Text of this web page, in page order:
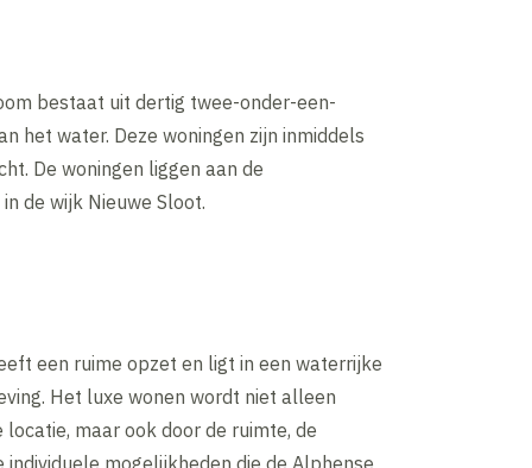
bestaat uit dertig twee-onder-een-
het water. Deze woningen zijn inmiddels
De woningen liggen aan de
de wijk Nieuwe Sloot.
een ruime opzet en ligt in een waterrijke
Het luxe wonen wordt niet alleen
locatie, maar ook door de ruimte, de